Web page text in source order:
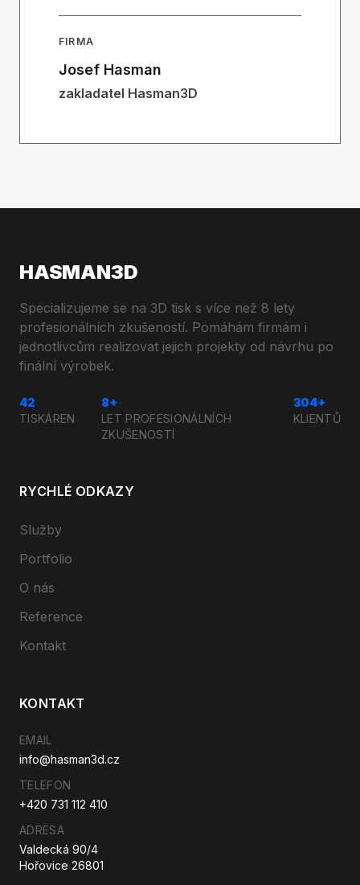
FIRMA
Josef Hasman
zakladatel Hasman3D
HASMAN3D
Specializujeme se na 3D tisk s více než 8 lety
profesionálních zkušeností. Pomáhám firmám i
jednotlivcům realizovat jejich projekty od návrhu po
finální výrobek.
42
TISKÁREN
8+
LET PROFESIONÁLNÍCH
ZKUŠENOSTÍ
304+
KLIENTŮ
RYCHLÉ ODKAZY
Služby
Portfolio
O nás
Reference
Kontakt
KONTAKT
EMAIL
info@hasman3d.cz
TELEFON
+420 731 112 410
ADRESA
Valdecká 90/4
Hořovice 26801